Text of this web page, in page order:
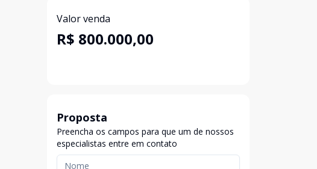
Valor venda
R$ 800.000,00
Proposta
Preencha os campos para que um de nossos
especialistas entre em contato